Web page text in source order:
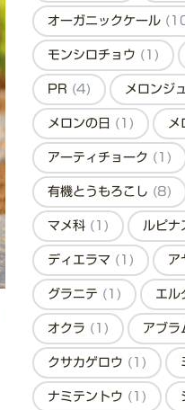
オーガニックケール
モンシロチョウ (1)
PR (4) メロンジ
メロンの日 (1) メ
アーティチョーク (1)
有機とうもろこし (8)
マメ科 (1) ルピナ
ディエラマ (1) ア
グラニテ (1) エル
オクラ (1) アブラ
クサカゲロウ (1)
ナミテントウ (1)